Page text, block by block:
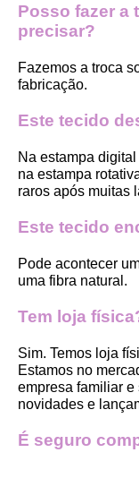
Posso fazer a
precisar?
Fazemos a troca
fabricação.
Este tecido
Na estampa
na estampa
raros após muitas
Este tecido
Pode acontecer
uma fibra natural.
Tem loja
Sim. Temos loja
Estamos no
empresa familiar
novidades e
É seguro